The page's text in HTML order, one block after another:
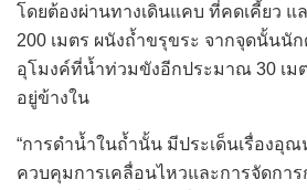
โดยต้องผ่านทางเดินแคบ ที่คดเคี้ยว แ
200 เมตร ผนังถ้ำขรุขระ จากจุดนั้นนั
อุโมงค์ที่น้ำท่วมขังอีกประมาณ 30 เม
อยู่ข้างใน
“การดำน้ำในถ้ำนั้น มีประเด็นเรื่องอุ
ควบคุมการเคลื่อนไหวและการจัดกา